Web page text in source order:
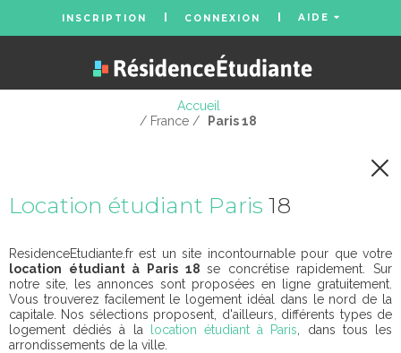
INSCRIPTION CONNEXION AIDE
Accueil
/ France /
Paris 18
Location étudiant Paris 18
ResidenceEtudiante.fr est un site incontournable pour que votre
location étudiant à Paris 18se concrétise rapidement. Sur
notre site, les annonces sont proposées en ligne gratuitement.
Vous trouverez facilement le logement idéal dans le nord de la
capitale. Nos sélections proposent, d'ailleurs, différents types de
logement dédiés à la
location étudiant à Paris , dans tous les
arrondissements de la ville.